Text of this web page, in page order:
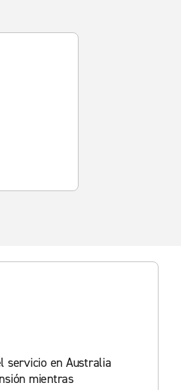
servicio en Australia
mientras